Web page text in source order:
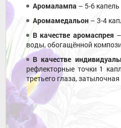
Аромалампа – 5-6
Аромамедальон – 3-4
В качестве аромаспрея
воды, обогащённой
В качестве
рефлекторные точки 1
третьего глаза,